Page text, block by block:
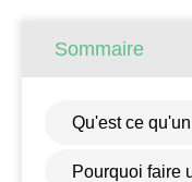
Sommaire
Qu'est ce
Pourquoi faire